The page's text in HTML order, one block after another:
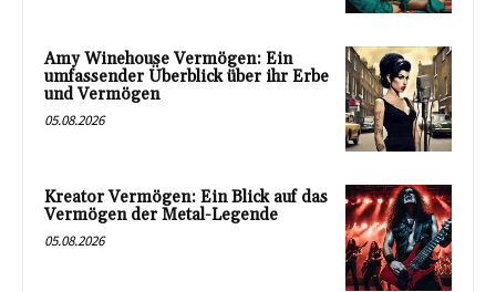
Amy Winehouse Vermögen: Ein
umfassender Überblick über ihr Erbe
und Vermögen
05.08.2026
Kreator Vermögen: Ein Blick auf das
Vermögen der Metal-Legende
05.08.2026